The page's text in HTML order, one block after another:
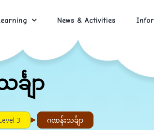
News & Activities
ချာ
3 ► ဂဏန်းသင်္ချာ